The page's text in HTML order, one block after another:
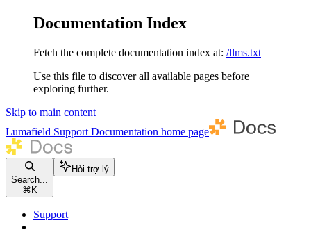
Documentation Index
Fetch the complete documentation index at: /llms.txt
Use this file to discover all available pages before
exploring further.
Skip to main content
Lumafield Support Documentation home page
Search...
⌘ K
Hỏi trợ lý
Support